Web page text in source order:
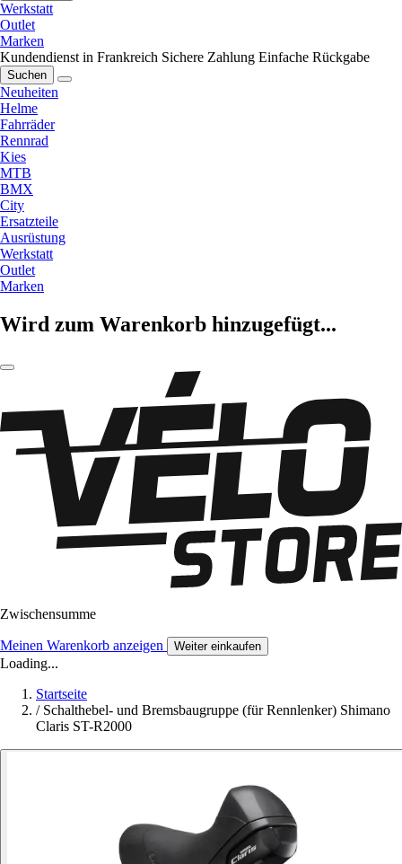
Werkstatt
Outlet
Marken
Kundendienst in Frankreich Sichere Zahlung Einfache Rückgabe
Suchen
Neuheiten
Helme
Fahrräder
Rennrad
Kies
MTB
BMX
City
Ersatzteile
Ausrüstung
Werkstatt
Outlet
Marken
Wird zum Warenkorb hinzugefügt...
Zwischensumme
Meinen Warenkorb anzeigen Weiter einkaufen
Loading...
Startseite
/ Schalthebel- und Bremsbaugruppe (für Rennlenker) Shimano
Claris ST-R2000